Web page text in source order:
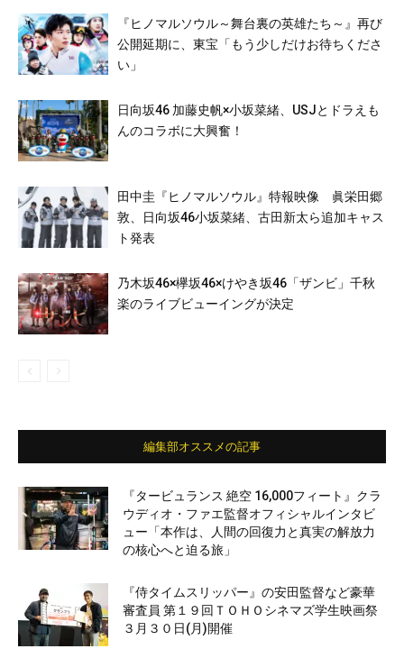
『ヒノマルソウル～舞台裏の英雄たち～』再び
公開延期に、東宝「もう少しだけお待ちくださ
い」
日向坂46 加藤史帆×小坂菜緒、USJとドラえも
んのコラボに大興奮！
田中圭『ヒノマルソウル』特報映像 眞栄田郷
敦、日向坂46小坂菜緒、古田新太ら追加キャス
ト発表
乃木坂46×欅坂46×けやき坂46「ザンビ」千秋
楽のライブビューイングが決定
編集部オススメの記事
『タービュランス 絶空 16,000フィート』クラ
ウディオ・ファエ監督オフィシャルインタビ
ュー「本作は、人間の回復力と真実の解放力
の核心へと迫る旅」
『侍タイムスリッパー』の安田監督など豪華
審査員 第１９回ＴＯＨＯシネマズ学生映画祭
３月３０日(月)開催